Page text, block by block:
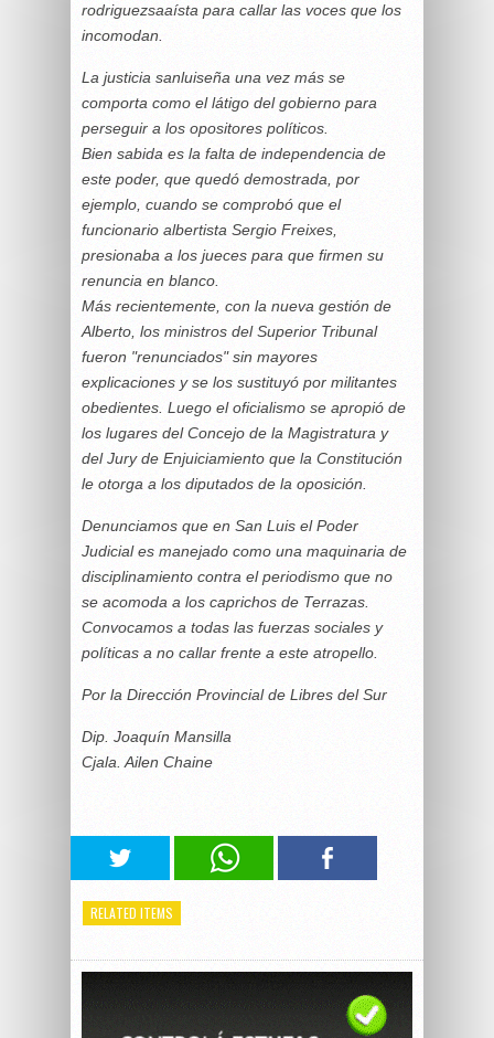
rodriguezsaaísta para callar las voces que los
incomodan.
La justicia sanluiseña una vez más se
comporta como el látigo del gobierno para
perseguir a los opositores políticos.
Bien sabida es la falta de independencia de
este poder, que quedó demostrada, por
ejemplo, cuando se comprobó que el
funcionario albertista Sergio Freixes,
presionaba a los jueces para que firmen su
renuncia en blanco.
Más recientemente, con la nueva gestión de
Alberto, los ministros del Superior Tribunal
fueron "renunciados" sin mayores
explicaciones y se los sustituyó por militantes
obedientes. Luego el oficialismo se apropió de
los lugares del Concejo de la Magistratura y
del Jury de Enjuiciamiento que la Constitución
le otorga a los diputados de la oposición.
Denunciamos que en San Luis el Poder
Judicial es manejado como una maquinaria de
disciplinamiento contra el periodismo que no
se acomoda a los caprichos de Terrazas.
Convocamos a todas las fuerzas sociales y
políticas a no callar frente a este atropello.
Por la Dirección Provincial de Libres del Sur
Dip. Joaquín Mansilla
Cjala. Ailen Chaine
RELATED ITEMS